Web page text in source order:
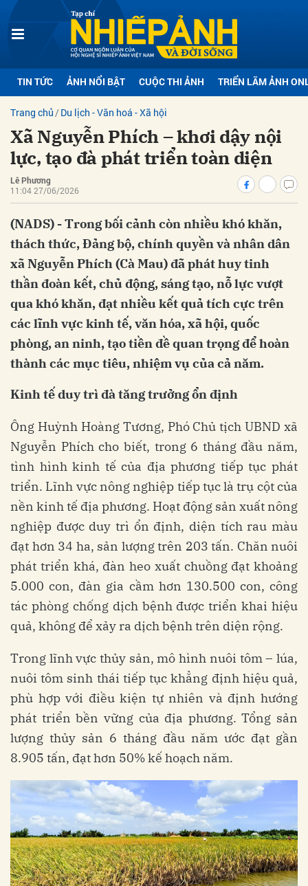
TIN TỨC ẢNH NỔI BẬT CUỘC THI ẢNH TRIỂN LÃM ẢNH
Trang chủ Du lịch - Văn hoá - Xã hội
Xã Nguyễn Phích – khơi dậy nội
lực, tạo đà phát triển toàn diện
Lê Phương
11:04 27/06/2026
(NADS) - Trong bối cảnh còn nhiều khó khăn,
thách thức, Đảng bộ, chính quyền và nhân dân
xã Nguyễn Phích (Cà Mau) đã phát huy tinh
thần đoàn kết, chủ động, sáng tạo, nỗ lực vượt
qua khó khăn, đạt nhiều kết quả tích cực trên
các lĩnh vực kinh tế, văn hóa, xã hội, quốc
phòng, an ninh, tạo tiền đề quan trọng để hoàn
thành các mục tiêu, nhiệm vụ của cả năm.
Kinh tế duy trì đà tăng trưởng ổn định
Ông Huỳnh Hoàng Tương, Phó Chủ tịch UBND xã
Nguyễn Phích cho biết, trong 6 tháng đầu năm,
tình hình kinh tế của địa phương tiếp tục phát
triển. Lĩnh vực nông nghiệp tiếp tục là trụ cột của
nền kinh tế địa phương. Hoạt động sản xuất nông
nghiệp được duy trì ổn định, diện tích rau màu
đạt hơn 34 ha, sản lượng trên 203 tấn. Chăn nuôi
phát triển khá, đàn heo xuất chuồng đạt khoảng
5.000 con, đàn gia cầm hơn 130.500 con, công
tác phòng chống dịch bệnh được triển khai hiệu
quả, không để xảy ra dịch bệnh trên diện rộng.
Trong lĩnh vực thủy sản, mô hình nuôi tôm – lúa,
nuôi tôm sinh thái tiếp tục khẳng định hiệu quả,
phù hợp với điều kiện tự nhiên và định hướng
phát triển bền vững của địa phương. Tổng sản
lượng thủy sản 6 tháng đầu năm ước đạt gần
8.905 tấn, đạt hơn 50% kế hoạch năm.
luận
Hủy